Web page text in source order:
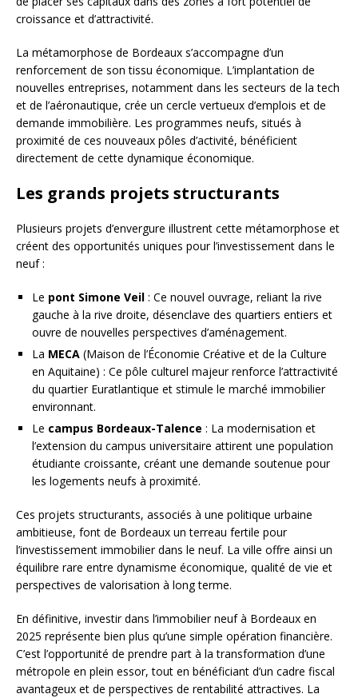
croissance et d’attractivité.
La métamorphose de Bordeaux s’accompagne d’un
renforcement de son tissu économique. L’implantation de
nouvelles entreprises, notamment dans les secteurs de la tech
et de l’aéronautique, crée un cercle vertueux d’emplois et de
demande immobilière. Les programmes neufs, situés à
proximité de ces nouveaux pôles d’activité, bénéficient
directement de cette dynamique économique.
Les grands projets structurants
Plusieurs projets d’envergure illustrent cette métamorphose et
créent des opportunités uniques pour l’investissement dans le
neuf :
Le pont Simone Veil : Ce nouvel ouvrage, reliant la rive
gauche à la rive droite, désenclave des quartiers entiers et
ouvre de nouvelles perspectives d’aménagement.
La MECA (Maison de l’Économie Créative et de la Culture
en Aquitaine) : Ce pôle culturel majeur renforce l’attractivité
du quartier Euratlantique et stimule le marché immobilier
environnant.
Le campus Bordeaux-Talence : La modernisation et
l’extension du campus universitaire attirent une population
étudiante croissante, créant une demande soutenue pour
les logements neufs à proximité.
Ces projets structurants, associés à une politique urbaine
ambitieuse, font de Bordeaux un terreau fertile pour
l’investissement immobilier dans le neuf. La ville offre ainsi un
équilibre rare entre dynamisme économique, qualité de vie et
perspectives de valorisation à long terme.
En définitive, investir dans l’immobilier neuf à Bordeaux en
2025 représente bien plus qu’une simple opération financière.
C’est l’opportunité de prendre part à la transformation d’une
métropole en plein essor, tout en bénéficiant d’un cadre fiscal
avantageux et de perspectives de rentabilité attractives. La